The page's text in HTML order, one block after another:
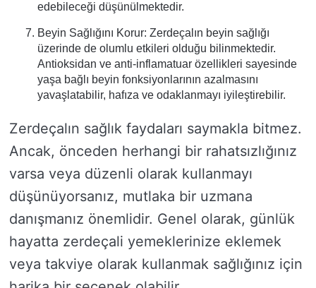
edebileceği düşünülmektedir.
Beyin Sağlığını Korur: Zerdeçalın beyin sağlığı
üzerinde de olumlu etkileri olduğu bilinmektedir.
Antioksidan ve anti-inflamatuar özellikleri sayesinde
yaşa bağlı beyin fonksiyonlarının azalmasını
yavaşlatabilir, hafıza ve odaklanmayı iyileştirebilir.
Zerdeçalın sağlık faydaları saymakla bitmez.
Ancak, önceden herhangi bir rahatsızlığınız
varsa veya düzenli olarak kullanmayı
düşünüyorsanız, mutlaka bir uzmana
danışmanız önemlidir. Genel olarak, günlük
hayatta zerdeçali yemeklerinize eklemek
veya takviye olarak kullanmak sağlığınız için